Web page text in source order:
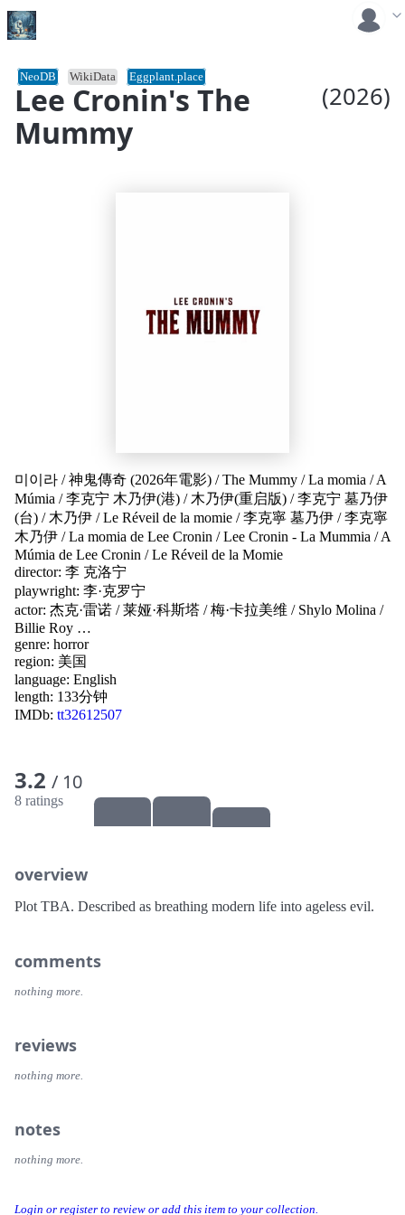
Lee Cronin's The
Mummy
(2026)
NeoDB WikiData Eggplant.place
Login or register to review or add this item to your collection.
미이라 /神鬼傳奇 (2026年電影) /The Mummy /La momia /A
Múmia /李克宁 木乃伊(港) / 木乃伊(重启版) /李克宁 墓乃伊
(台) / 木乃伊 /Le Réveil de la momie /李克寧 墓乃伊 /李克寧
木乃伊 /La momia de Lee Cronin /Lee Cronin - La Mummia /A
Múmia de Lee Cronin /Le Réveil de la Momie
director: 李 克洛宁
playwright: 李·克罗宁
actor: 杰克·雷诺 /莱娅·科斯塔 /梅·卡拉美维 / Shylo Molina /
Billie Roy …
genre: horror
region: 美国
language: English
length: 133分钟
IMDb: tt32612507
3.2 / 10
8 ratings
overview
Plot TBA. Described as breathing modern life into ageless evil.
comments
nothing more.
reviews
nothing more.
notes
nothing more.